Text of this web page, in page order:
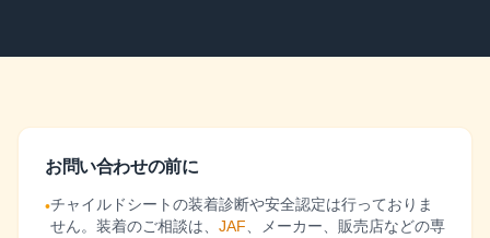
お問い合わせの前に
•チャイルドシートの装着診断や安全認定は行っておりま
せん。装着のご相談は、 JAF 、メーカー、販売店などの専